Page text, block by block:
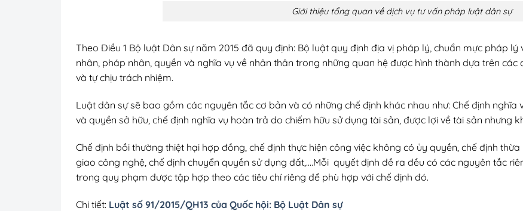
Giới thiệu tổng quan về dịch vụ tư vấn pháp luật dân sự
Theo Điều 1 Bộ luật Dân sự năm 2015 đã quy định: Bộ luật quy định địa vị pháp lý, chuẩn mực pháp
nhân, pháp nhân, quyền và nghĩa vụ về nhân thân trong những quan hệ được hình thành dựa trên
và tự chịu trách nhiệm.
Luật dân sự sẽ bao gồm các nguyên tắc cơ bản và có những chế định khác nhau như: Chế định
và quyền sở hữu, chế định nghĩa vụ hoàn trả do chiếm hữu sử dụng tài sản, được lợi về tài sản nhưng
Chế định bồi thường thiệt hại hợp đồng, chế định thực hiện công việc không có ủy quyền, chế định
giao công nghệ, chế định chuyển quyền sử dụng đất,….Mỗi quyết định đề ra đều có các nguyên tắc
trong quy phạm được tập hợp theo các tiêu chí riêng để phù hợp với chế định đó.
Chi tiết: Luật số 91/2015/QH13 của Quốc hội: Bộ Luật Dân sự